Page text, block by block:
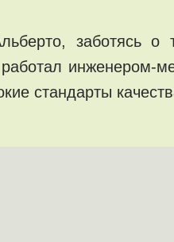
заботясь
инженером-
стандарты